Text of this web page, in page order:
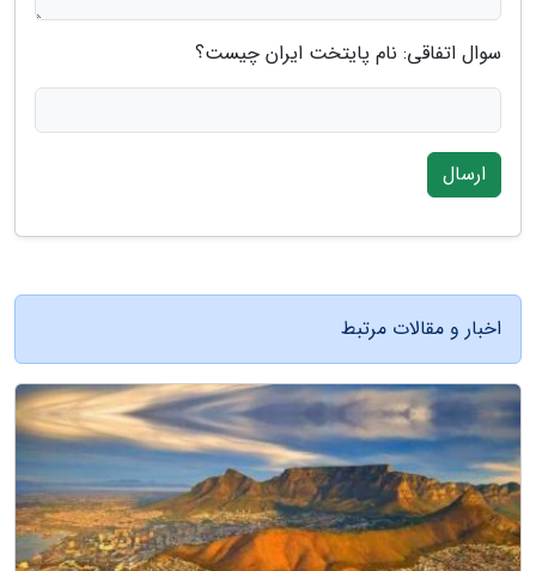
سوال اتفاقی: نام پایتخت ایران چیست؟
ارسال
اخبار و مقالات مرتبط